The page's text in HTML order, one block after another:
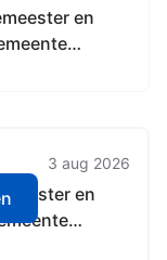
en
3 aug 2026
en